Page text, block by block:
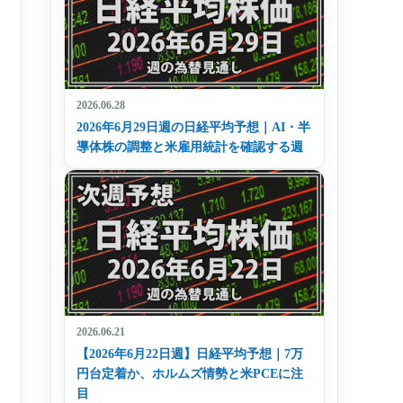
2026.06.28
2026年6月29日週の日経平均予想｜AI・半
導体株の調整と米雇用統計を確認する週
2026.06.21
【2026年6月22日週】日経平均予想｜7万
円台定着か、ホルムズ情勢と米PCEに注
目